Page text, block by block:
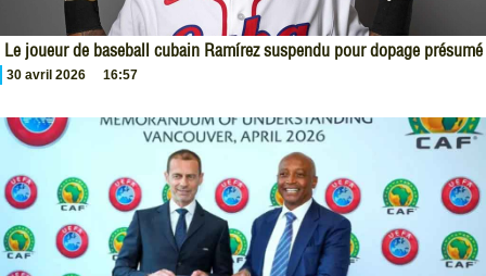
Le joueur de baseball cubain Ramírez suspendu pour dopage présumé
30 avril 2026 16:57